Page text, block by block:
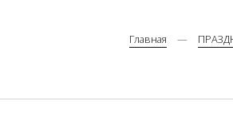
Главная